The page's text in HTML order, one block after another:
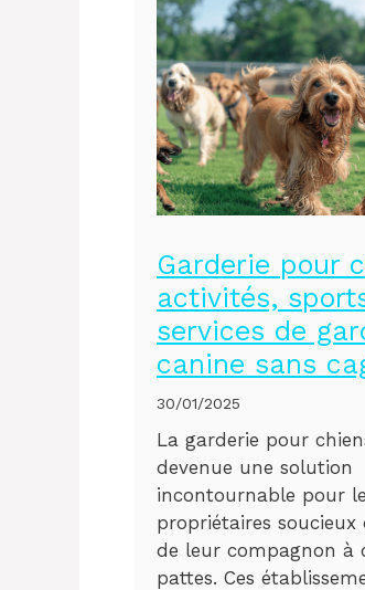
Garderie pour
activités,
services de
canine sans
30/01/2025
La garderie pour
devenue une solution
incontournable pour
propriétaires
de leur compagnon à
pattes. Ces